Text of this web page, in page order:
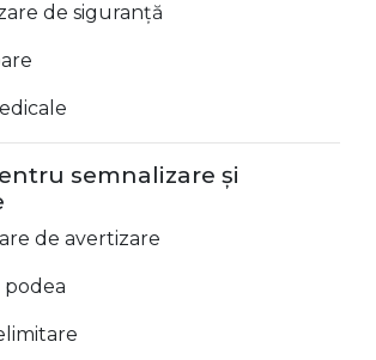
de siguranță
semnalizare și
de avertizare
podea